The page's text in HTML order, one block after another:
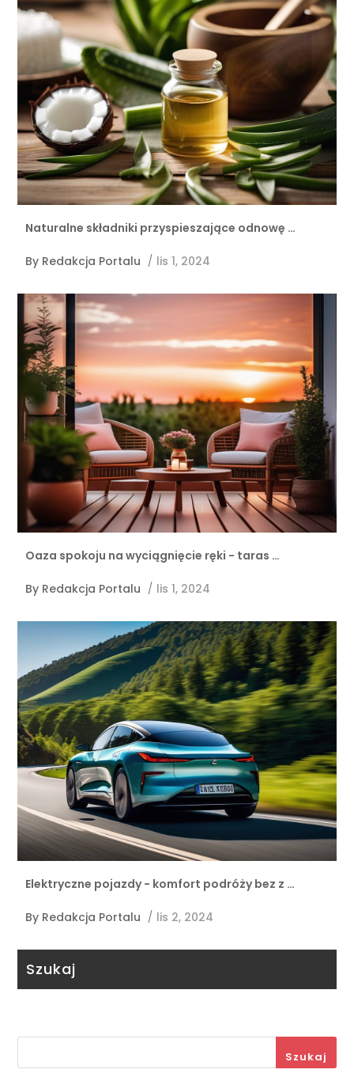
Naturalne składniki przyspieszające odnowę …
By Redakcja Portalu / lis 1, 2024
Oaza spokoju na wyciągnięcie ręki - taras …
By Redakcja Portalu / lis 1, 2024
Elektryczne pojazdy - komfort podróży bez z …
By Redakcja Portalu / lis 2, 2024
Szukaj
Szukaj